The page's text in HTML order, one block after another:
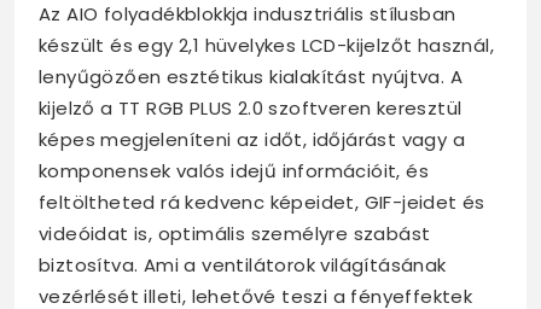
Az AIO folyadékblokkja indusztriális stílusban
készült és egy 2,1 hüvelykes LCD-kijelzőt használ,
lenyűgözően esztétikus kialakítást nyújtva. A
kijelző a TT RGB PLUS 2.0 szoftveren keresztül
képes megjeleníteni az időt, időjárást vagy a
komponensek valós idejű információit, és
feltöltheted rá kedvenc képeidet, GIF-jeidet és
videóidat is, optimális személyre szabást
biztosítva. Ami a ventilátorok világításának
vezérlését illeti, lehetővé teszi a fényeffektek